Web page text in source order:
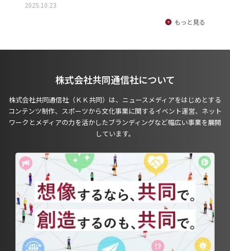
2025.10.23
もっと見る
株式会社共同通信社について
株式会社共同通信社（ＫＫ共同）は、ニュースメディアをはじめとする
コンテンツ制作、スポーツから文化事業に関するイベント運営、ネット
ワークとメディアの力を活かしたブランディングなど幅広い事業を展開
しています。